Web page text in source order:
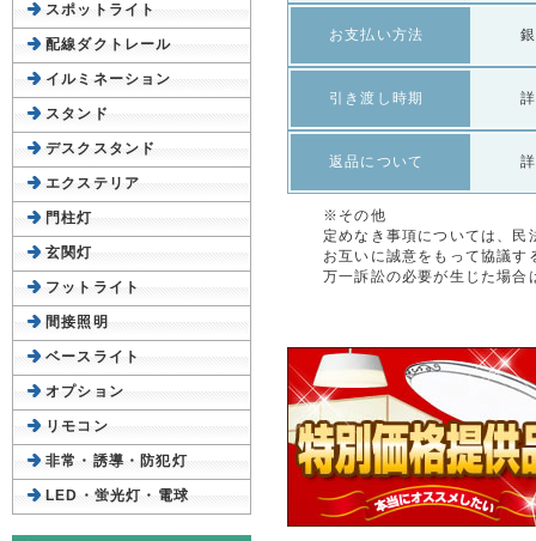
お支払い方法
引き渡し時期
返品について
※その他
定めなき事項については、
お互いに誠意をもって協議す
万一訴訟の必要が生じた場合
スポットライト
配線ダクトレール
イルミネーション
スタンド
デスクスタンド
エクステリア
門柱灯
玄関灯
フットライト
間接照明
ベースライト
オプション
リモコン
非常・誘導・防犯灯
LED・蛍光灯・電球